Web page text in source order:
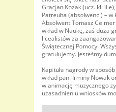
Gracjan Kozak (ucz. kl. II
Patreuha (absolwenci) –
Absolwent Tomasz
wkład w Naukę, zaś duża
licealistów za
Świątecznej Pomocy.
gratulujemy. Jesteśmy
Kapituła nagrody w
wkład pani Irminy Nowak
w animację muzycznego
uzasadnieniu wniosków